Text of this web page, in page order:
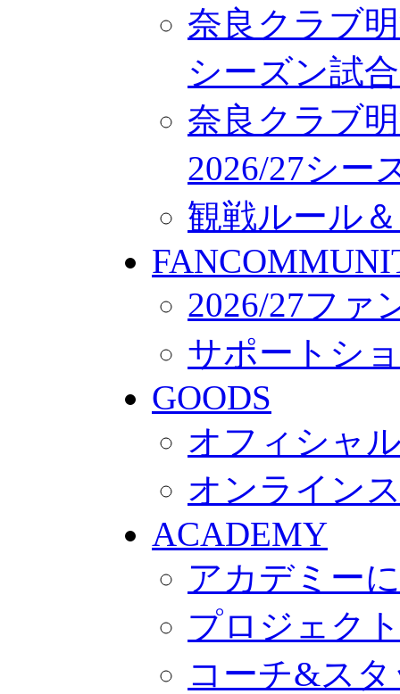
奈良クラブ
シーズン試
奈良クラブ
2026/27シー
観戦ルール
2026/27ファ
サポートシ
GOODS
オフィシャ
オンライン
ACADEMY
アカデミー
プロジェク
コーチ&ス